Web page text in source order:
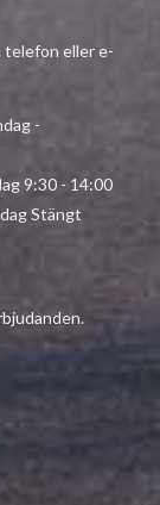
telefon eller e-
-
- 14:00